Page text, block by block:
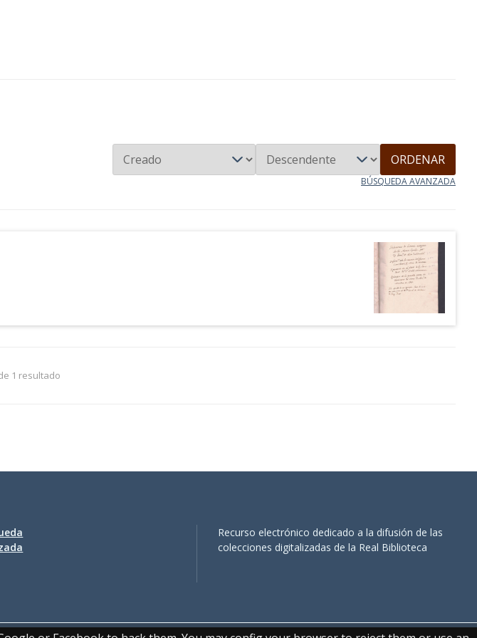
ORDENAR
BÚSQUEDA AVANZADA
1 resultado
Recurso electrónico dedicado a la difusión de las
colecciones digitalizadas de la Real Biblioteca